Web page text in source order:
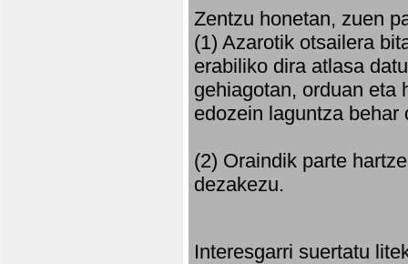
Zentzu honetan, zuen
(1) Azarotik otsailera
erabiliko dira atlasa
gehiagotan, orduan eta
edozein laguntza behar
(2) Oraindik parte
dezakezu.
Interesgarri suertatu